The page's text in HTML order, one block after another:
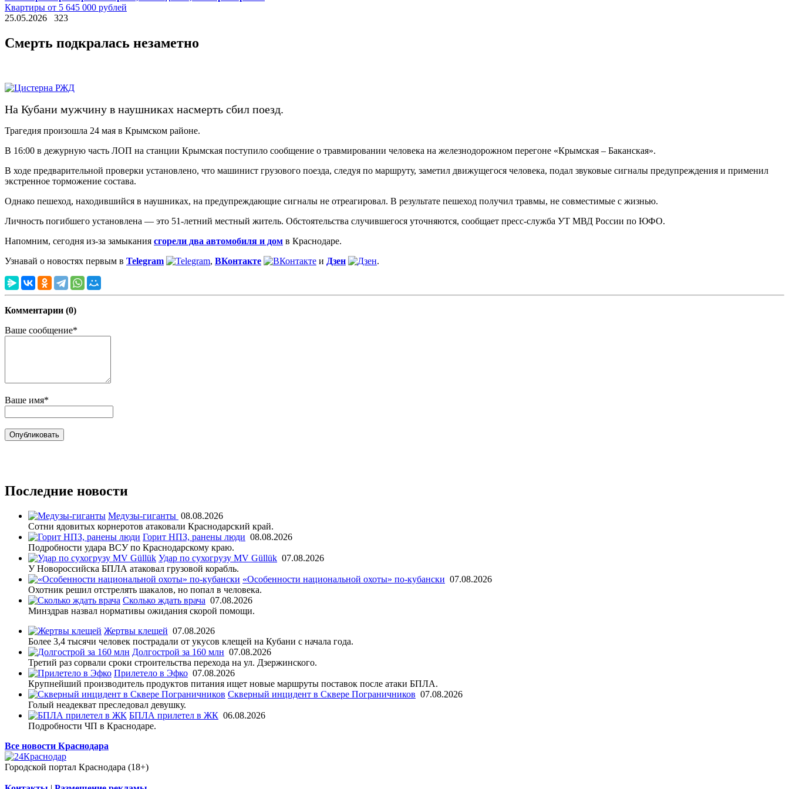
Квартиры от 5 645 000 рублей
25.05.2026
323
Смерть подкралась незаметно
На Кубани мужчину в наушниках насмерть сбил поезд.
Трагедия произошла 24 мая в Крымском районе.
В 16:00 в дежурную часть ЛОП на станции Крымская поступило сообщение о травмировании человека на железнодорожном перегоне «Крымская – Баканская».
В ходе предварительной проверки установлено, что машинист грузового поезда, следуя по маршруту, заметил движущегося человека, подал звуковые сигналы предупреждения и применил
экстренное торможение состава.
Однако пешеход, находившийся в наушниках, на предупреждающие сигналы не отреагировал. В результате пешеход получил травмы, не совместимые с жизнью.
Личность погибшего установлена — это 51-летний местный житель. Обстоятельства случившегося уточняются, сообщает пресс-служба УТ МВД России по ЮФО.
Напомним, сегодня из-за замыкания сгорели два автомобиля и дом в Краснодаре.
Узнавай о новостях первым в Telegram , ВКонтакте и Дзен .
Комментарии (0)
Ваше сообщение*
Ваше имя*
Последние новости
Медузы-гиганты 08.08.2026
Сотни ядовитых корнеротов атаковали Краснодарский край.
Горит НПЗ, ранены люди 08.08.2026
Подробности удара ВСУ по Краснодарскому краю.
Удар по сухогрузу MV Güllük 07.08.2026
У Новороссийска БПЛА атаковал грузовой корабль.
«Особенности национальной охоты» по-кубански 07.08.2026
Охотник решил отстрелять шакалов, но попал в человека.
Сколько ждать врача 07.08.2026
Минздрав назвал нормативы ожидания скорой помощи.
Жертвы клещей 07.08.2026
Более 3,4 тысячи человек пострадали от укусов клещей на Кубани с начала года.
Долгострой за 160 млн 07.08.2026
Третий раз сорвали сроки строительства перехода на ул. Дзержинского.
Прилетело в Эфко 07.08.2026
Крупнейший производитель продуктов питания ищет новые маршруты поставок после атаки БПЛА.
Скверный инцидент в Сквере Пограничников 07.08.2026
Голый неадекват преследовал девушку.
БПЛА прилетел в ЖК 06.08.2026
Подробности ЧП в Краснодаре.
Все новости Краснодара
Городской портал Краснодара (18+)